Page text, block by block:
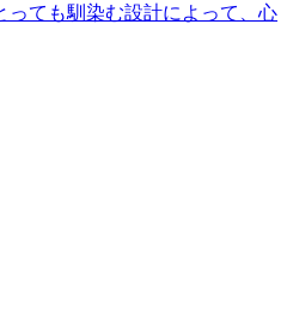
っても馴染む設計によって、心